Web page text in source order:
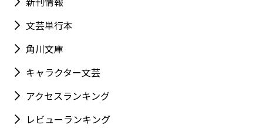
文芸単行本
角川文庫
キャラクター文芸
アクセスランキング
レビューランキング